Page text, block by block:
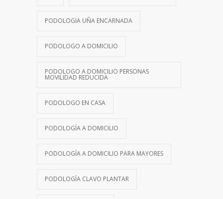
PODOLOGIA UÑA ENCARNADA
PODOLOGO A DOMICILIO
PODOLOGO A DOMICILIO PERSONAS
MOVILIDAD REDUCIDA
PODOLOGO EN CASA
PODOLOGÍA A DOMICILIO
PODOLOGÍA A DOMICILIO PARA MAYORES
PODOLOGÍA CLAVO PLANTAR